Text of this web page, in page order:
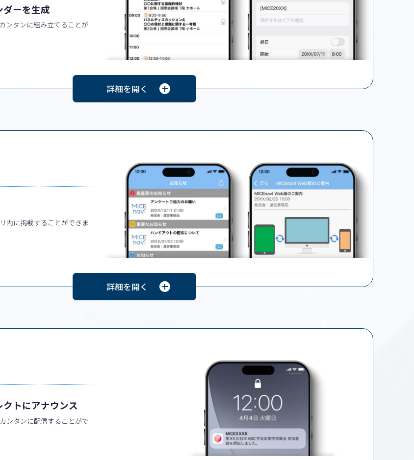
ダーを生成
ンタンに組み立てることが
内に掲載することができま
トにアナウンス
ンタンに配信することがで